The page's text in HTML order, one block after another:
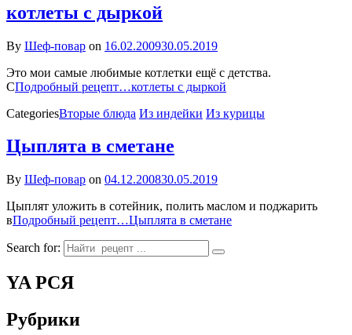
котлеты с дыркой
By Шеф-повар on 16.02.200930.05.2019
Это мои самые любимые котлетки ещё с детства.
СПодробный рецепт…котлеты с дыркой
CategoriesВторые блюда Из индейки Из курицы
Цыплята в сметане
By Шеф-повар on 04.12.200830.05.2019
Цыплят уложить в сотейник, полить маслом и поджарить
вПодробный рецепт…Цыплята в сметане
Search for:
YA РСЯ
Рубрики